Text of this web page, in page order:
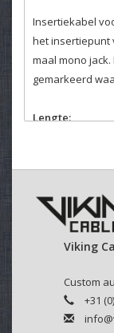
Insertiekabel
het insertiepunt
maal mono
gemarkeerd
Lengte:
willen bestellen
klantenservice.
Kleurcodering:
Het is mogelijk
enkel op de
gewenst.
Viking
Custom
+31